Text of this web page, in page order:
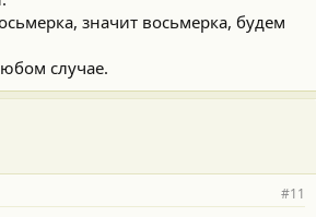
значит восьмерка, будем
случае.
#11